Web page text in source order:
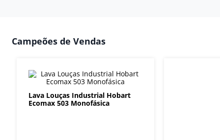
Campeões de Vendas
Lava Louças Industrial Hobart
Ecomax 503 Monofásica